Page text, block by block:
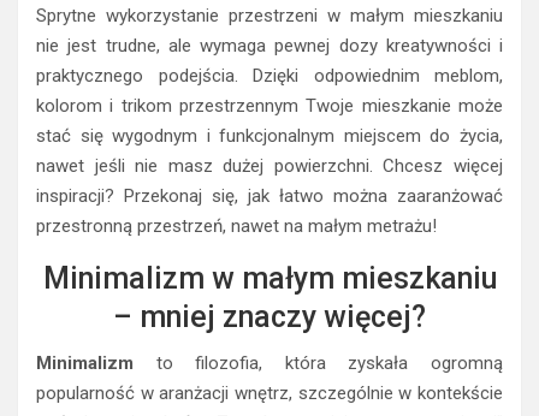
Sprytne wykorzystanie przestrzeni w małym mieszkaniu
nie jest trudne, ale wymaga pewnej dozy kreatywności i
praktycznego podejścia. Dzięki odpowiednim meblom,
kolorom i trikom przestrzennym Twoje mieszkanie może
stać się wygodnym i funkcjonalnym miejscem do życia,
nawet jeśli nie masz dużej powierzchni. Chcesz więcej
inspiracji? Przekonaj się, jak łatwo można zaaranżować
przestronną przestrzeń, nawet na małym metrażu!
Minimalizm w małym mieszkaniu
– mniej znaczy więcej?
Minimalizm to filozofia, która zyskała ogromną
popularność w aranżacji wnętrz, szczególnie w kontekście